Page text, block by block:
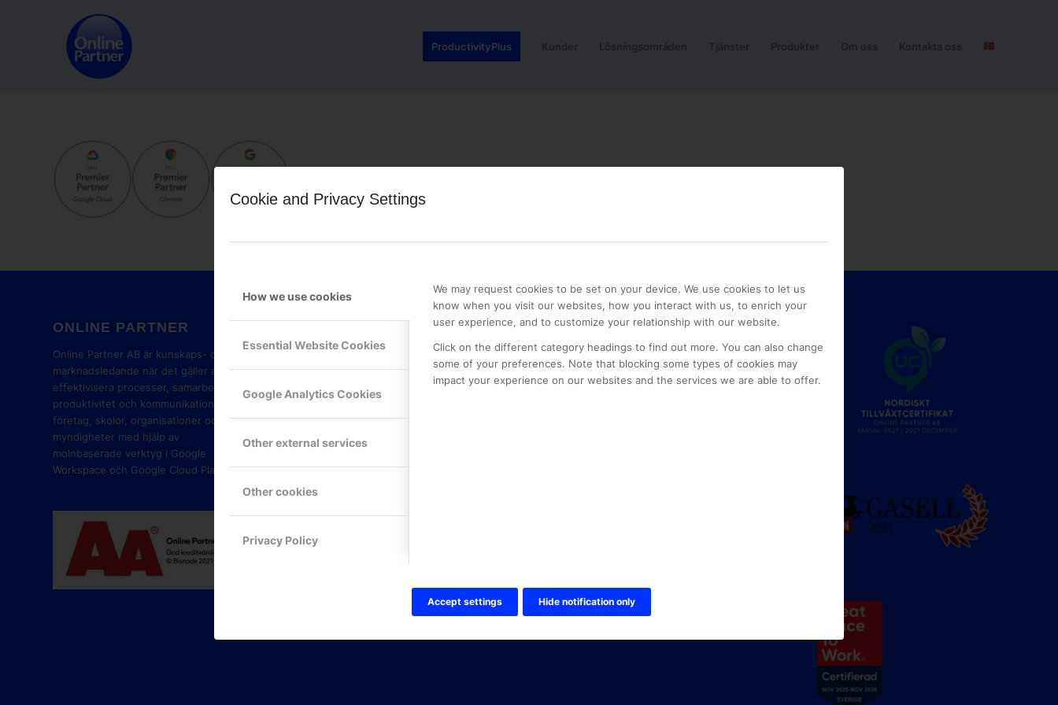
Cookie and Privacy Settings
How we use cookies
Essential Website Cookies
Google Analytics Cookies
Other external services
Other cookies
Privacy Policy
We may request cookies to be set on your device. We use cookies to let us
know when you visit our websites, how you interact with us, to enrich your
user experience, and to customize your relationship with our website.
Click on the different category headings to find out more. You can also change
some of your preferences. Note that blocking some types of cookies may
impact your experience on our websites and the services we are able to offer.
Accept settings Hide notification only
ProductivityPlus Kunder Lösningsområden Tjänster Produkter Om oss Kontakta oss
ONLINE PARTNER
Online Partner AB är kunskaps- och
marknadsledande när det gäller att
effektivisera processer, samarbete,
produktivitet och kommunikation i
företag, skolor, organisationer och
myndigheter med hjälp av
molnbaserade verktyg i Google
Workspace och Google Cloud Platform.
GOOGLE PREMIER
PARTNER
KONTAKTA OSS
ONLINE PARTNER AB
Mejerivägen 3
117 61 Stockholm